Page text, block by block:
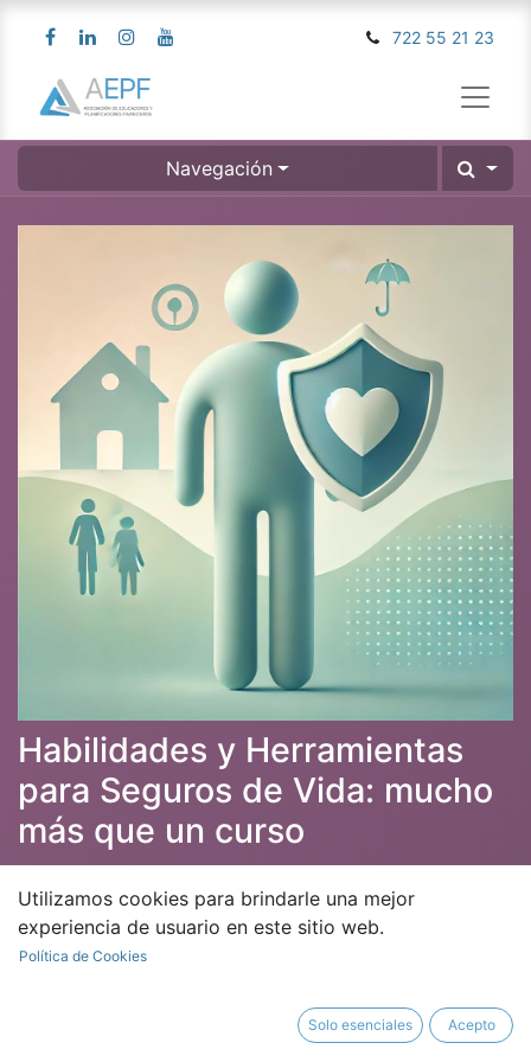
722 55 21 23
Navegación
Habilidades y Herramientas
para Seguros de Vida: mucho
más que un curso
formación certificable para MiFID II, Mediadores de
seguros, Educadores y Planificadores Financieros
Utilizamos cookies para brindarle una mejor
experiencia de usuario en este sitio web.
Política de Cookies
Solo esenciales Acepto